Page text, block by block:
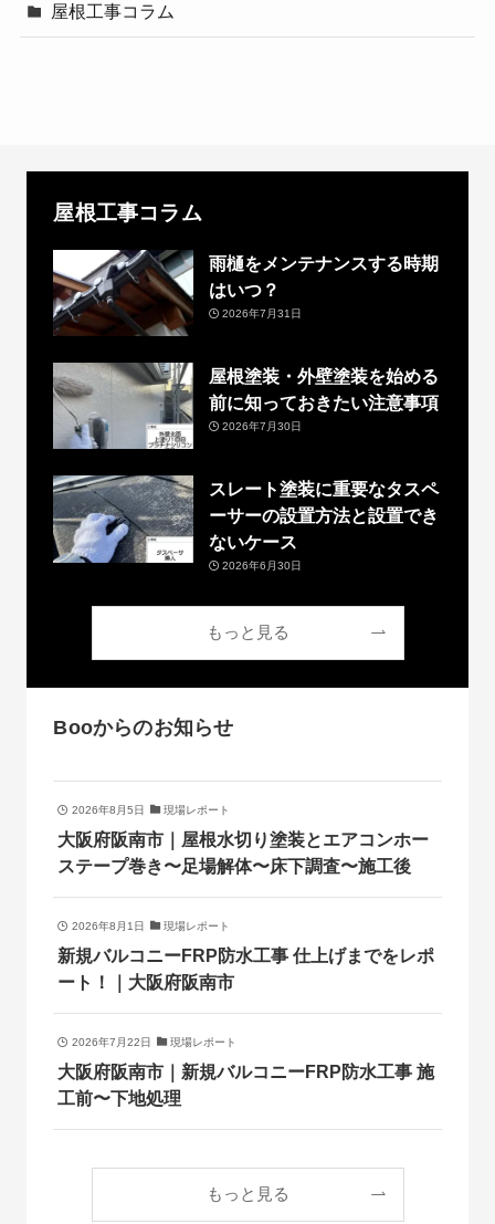
屋根工事コラム
屋根工事コラム
雨樋をメンテナンスする時期
はいつ？
2026年7月31日
屋根塗装・外壁塗装を始める
前に知っておきたい注意事項
2026年7月30日
スレート塗装に重要なタスペ
ーサーの設置方法と設置でき
ないケース
2026年6月30日
もっと見る
Booからのお知らせ
2026年8月5日 現場レポート
大阪府阪南市｜屋根水切り塗装とエアコンホー
ステープ巻き〜足場解体〜床下調査〜施工後
2026年8月1日 現場レポート
新規バルコニーFRP防水工事 仕上げまでをレポ
ート！｜大阪府阪南市
2026年7月22日 現場レポート
大阪府阪南市｜新規バルコニーFRP防水工事 施
工前〜下地処理
もっと見る